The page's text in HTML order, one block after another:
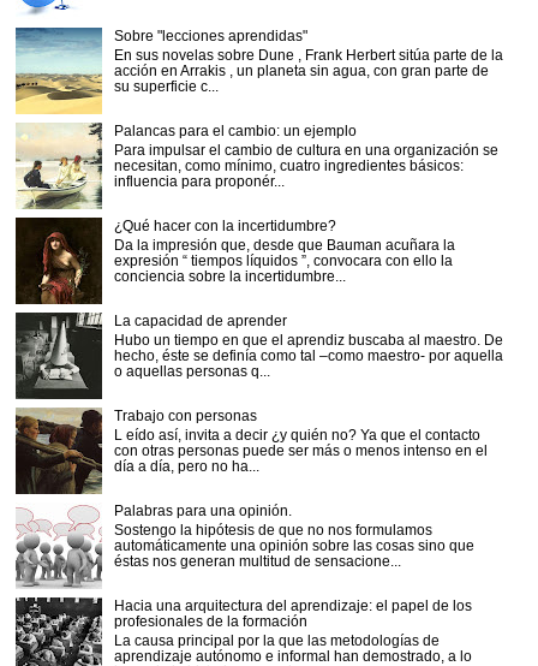
Sobre "lecciones aprendidas"
En sus novelas sobre Dune , Frank Herbert sitúa parte de la
acción en Arrakis , un planeta sin agua, con gran parte de
su superficie c...
Palancas para el cambio: un ejemplo
Para impulsar el cambio de cultura en una organización se
necesitan, como mínimo, cuatro ingredientes básicos:
influencia para proponér...
¿Qué hacer con la incertidumbre?
Da la impresión que, desde que Bauman acuñara la
expresión “ tiempos líquidos ”, convocara con ello la
conciencia sobre la incertidumbre...
La capacidad de aprender
Hubo un tiempo en que el aprendiz buscaba al maestro. De
hecho, éste se definía como tal –como maestro- por aquella
o aquellas personas q...
Trabajo con personas
L eído así, invita a decir ¿y quién no? Ya que el contacto
con otras personas puede ser más o menos intenso en el
día a día, pero no ha...
Palabras para una opinión.
Sostengo la hipótesis de que no nos formulamos
automáticamente una opinión sobre las cosas sino que
éstas nos generan multitud de sensacione...
Hacia una arquitectura del aprendizaje: el papel de los
profesionales de la formación
La causa principal por la que las metodologías de
aprendizaje autónomo e informal han demostrado, a lo